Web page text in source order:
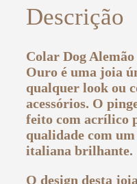
Descrição
Colar Dog
Ouro é uma joia
qualquer look ou
acessórios. O
feito com acrílico
qualidade com
italiana brilhante.
O design desta